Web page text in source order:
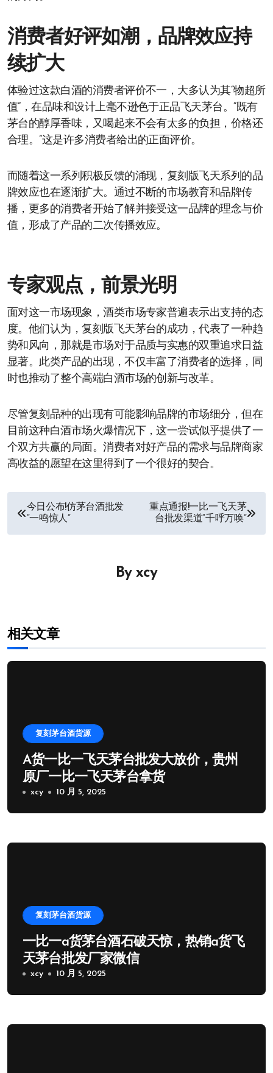
消费者好评如潮，品牌效应持
续扩大
体验过这款白酒的消费者评价不一，大多认为其“物超所
值”，在品味和设计上毫不逊色于正品飞天茅台。“既有
茅台的醇厚香味，又喝起来不会有太多的负担，价格还
合理。”这是许多消费者给出的正面评价。
而随着这一系列积极反馈的涌现，复刻版飞天系列的品
牌效应也在逐渐扩大。通过不断的市场教育和品牌传
播，更多的消费者开始了解并接受这一品牌的理念与价
值，形成了产品的二次传播效应。
专家观点，前景光明
面对这一市场现象，酒类市场专家普遍表示出支持的态
度。他们认为，复刻版飞天茅台的成功，代表了一种趋
势和风向，那就是市场对于品质与实惠的双重追求日益
显著。此类产品的出现，不仅丰富了消费者的选择，同
时也推动了整个高端白酒市场的创新与改革。
尽管复刻品种的出现有可能影响品牌的市场细分，但在
目前这种白酒市场火爆情况下，这一尝试似乎提供了一
个双方共赢的局面。消费者对好产品的需求与品牌商家
高收益的愿望在这里得到了一个很好的契合。
文
章
今日公布!仿茅台酒批发
“一鸣惊人”
重点通报!一比一飞天茅
台批发渠道“千呼万唤”
By xcy
相关文章
复刻茅台酒货源
A货一比一飞天茅台批发大放价，贵州
原厂一比一飞天茅台拿货
xcy 10 月 5, 2025
复刻茅台酒货源
一比一a货茅台酒石破天惊，热销a货飞
天茅台批发厂家微信
xcy 10 月 5, 2025